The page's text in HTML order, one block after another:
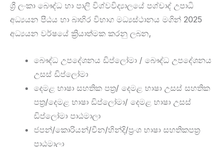
ශ්‍රී ලංකා බෞද්ධ හා පාලි විශ්වවිද්‍යාලයේ පශ්චාද් උපාධි
අධ්‍යයන පීඨය හා බාහිර විභාග මධ්‍යස්ථානය මගින් 2025
අධ්‍යයන වර්ෂයේ ක්‍රියාත්මක කරනු ලබන,
බෞද්ධ උපදේශනය ඩිප්ලෝමා / බෞද්ධ උපදේශනය
උසස් ඩිප්ලෝමා
දෙමළ භාෂා සහතික පත්‍ර/ දෙමළ භාෂා උසස් සහතික
පත්‍ර/දෙමළ භාෂා ඩිප්ලෝමා/ දෙමළ භාෂා උසස්
ඩිප්ලෝමා පාඨමාලා
ජපන්/කොරියන්/චීන/හින්දි/ප්‍රංශ භාෂා සහතිකපත්‍ර
පාඨමාලා